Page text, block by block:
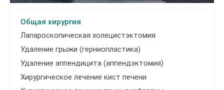
Общая хирургия
Лапароскопическая холецистэктомия
Удаление грыжи (герниопластика)
Удаление аппендицита (аппендэктомия)
Хирургическое лечение кист печени